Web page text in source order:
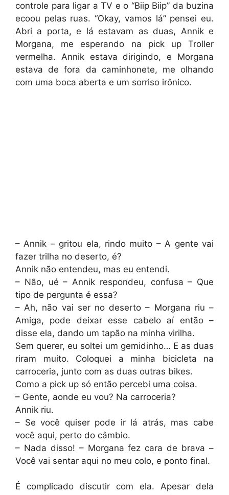
controle para ligar a TV e o “Biip Biip” da buzina
ecoou pelas ruas. “Okay, vamos lá” pensei eu.
Abri a porta, e lá estavam as duas, Annik e
Morgana, me esperando na pick up Troller
vermelha. Annik estava dirigindo, e Morgana
estava de fora da caminhonete, me olhando
com uma boca aberta e um sorriso irônico.
– Annik – gritou ela, rindo muito – A gente vai
fazer trilha no deserto, é?
Annik não entendeu, mas eu entendi.
– Não, ué – Annik respondeu, confusa – Que
tipo de pergunta é essa?
– Ah, não vai ser no deserto – Morgana riu –
Amiga, pode deixar esse cabelo aí então –
disse ela, dando um tapão na minha virilha.
Sem querer, eu soltei um gemidinho… E as duas
riram muito. Coloquei a minha bicicleta na
carroceria, junto com as duas outras bikes.
Como a pick up só então percebi uma coisa.
– Gente, aonde eu vou? Na carroceria?
Annik riu.
– Se você quiser pode ir lá atrás, mas cabe
você aqui, perto do câmbio.
– Nada disso! – Morgana fez cara de brava –
Você vai sentar aqui no meu colo, e ponto final.
É complicado discutir com ela. Apesar dela